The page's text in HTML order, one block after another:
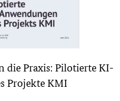
die Praxis: Pilotierte KI-
Projekte KMI